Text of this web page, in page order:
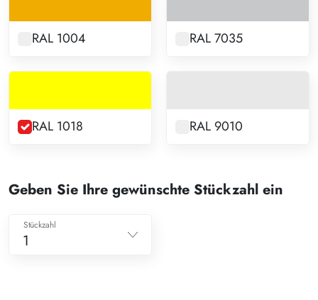
RAL 1004 RAL 7035
RAL 1018 RAL 9010
Geben Sie Ihre gewünschte Stückzahl ein
1
Stückzahl